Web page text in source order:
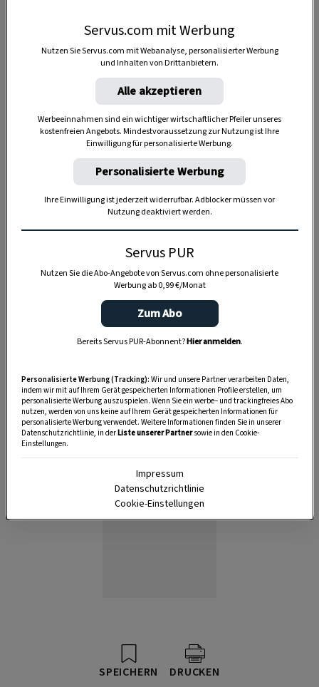
15 Minuten
Anzeige
SPEICHERN DRUCKEN
Servus.com mit Werbung
Nutzen Sie Servus.com mit Webanalyse, personalisierter Werbung
und Inhalten von Drittanbietern.
Alle akzeptieren
Werbeeinnahmen sind ein wichtiger wirtschaftlicher Pfeiler unseres
kostenfreien Angebots. Mindestvoraussetzung zur Nutzung ist Ihre
Einwilligung für personalisierte Werbung.
Personalisierte Werbung
Ihre Einwilligung ist jederzeit widerrufbar. Adblocker müssen vor
Nutzung deaktiviert werden.
Servus PUR
Nutzen Sie die Abo-Angebote von Servus.com ohne personalisierte
Werbung ab 0,99 €/Monat
Zum Abo
Bereits Servus PUR-Abonnent?Hier anmelden.
Personalisierte Werbung (Tracking): Wir und unsere Partner verarbeiten Daten,
indem wir mit auf Ihrem Gerät gespeicherten Informationen Profile erstellen, um
personalisierte Werbung auszuspielen. Wenn Sie ein werbe– und trackingfreies Abo
nutzen, werden von uns keine auf Ihrem Gerät gespeicherten Informationen für
personalisierte Werbung verwendet. Weitere Informationen finden Sie in unserer
Datenschutzrichtlinie, in derListe unserer Partnersowie in den Cookie-
Einstellungen.
Impressum
Datenschutzrichtlinie
Cookie-Einstellungen